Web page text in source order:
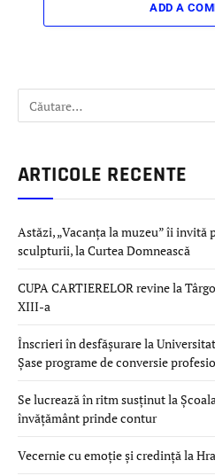
ADD A
ARTICOLE RECENTE
Astăzi, „Vacanța la muzeu” îi invită
sculpturii, la Curtea Domnească
CUPA CARTIERELOR revine la
XIII-a
Înscrieri în desfășurare la
Șase programe de conversie
Se lucrează în ritm susținut la
învățământ prinde contur
Vecernie cu emoție și credință la